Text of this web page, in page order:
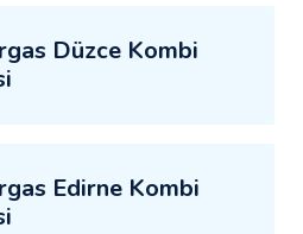
Düzce Kombi
Edirne Kombi